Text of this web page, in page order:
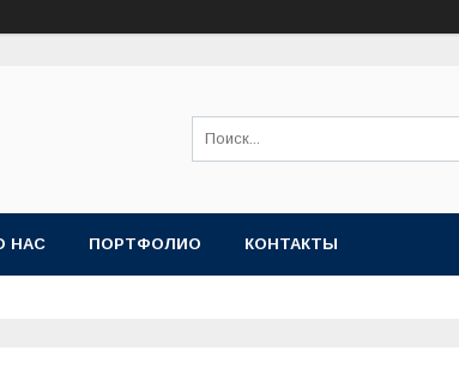
НАС ПОРТФОЛИО КОНТАКТЫ